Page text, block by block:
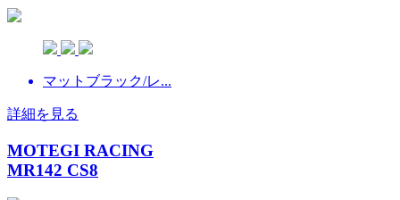
マットブラック/レ...
詳細を見る
MOTEGI RACING
MR142 CS8